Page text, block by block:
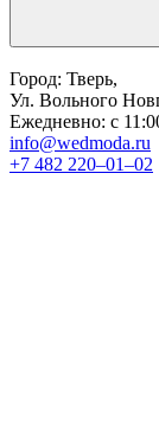
Город: Тверь,
Ул. Вольного
Ежедневно: с
info@wedmoda.ru
+7 482 220‒01‒02